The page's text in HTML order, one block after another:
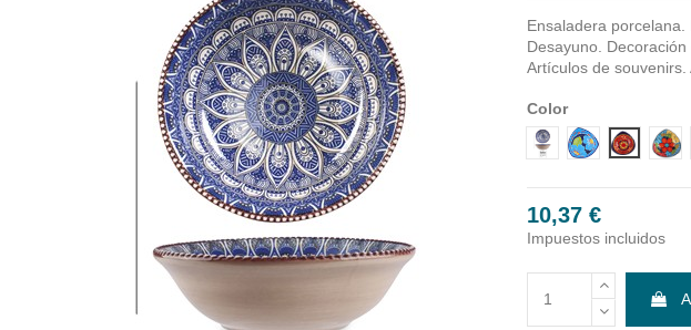
Ensaladera porcelana.
Desayuno.
Artículos de souvenirs.
Color
DISEÑO 1 CENEFA
DISEÑO 2DISEÑO
10,37 €
Impuestos incluidos